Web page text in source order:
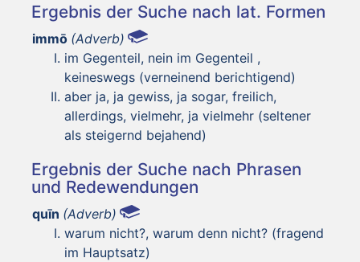
Ergebnis der Suche nach lat. Formen
immō (Adverb)
im Gegenteil, nein im Gegenteil ,
keineswegs (verneinend berichtigend)
aber ja, ja gewiss, ja sogar, freilich,
allerdings, vielmehr, ja vielmehr (seltener
als steigernd bejahend)
Ergebnis der Suche nach Phrasen
und Redewendungen
quīn (Adverb)
warum nicht?, warum denn nicht? (fragend
im Hauptsatz)